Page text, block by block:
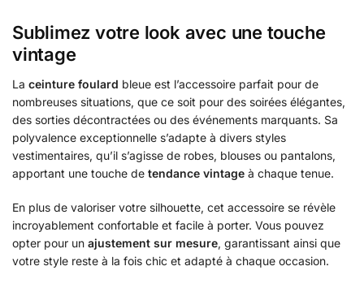
Sublimez votre look avec une touche
vintage
La ceinture foulard bleue est l’accessoire parfait pour de
nombreuses situations, que ce soit pour des soirées élégantes,
des sorties décontractées ou des événements marquants. Sa
polyvalence exceptionnelle s’adapte à divers styles
vestimentaires, qu’il s’agisse de robes, blouses ou pantalons,
apportant une touche de tendance vintage à chaque tenue.
En plus de valoriser votre silhouette, cet accessoire se révèle
incroyablement confortable et facile à porter. Vous pouvez
opter pour un ajustement sur mesure, garantissant ainsi que
votre style reste à la fois chic et adapté à chaque occasion.